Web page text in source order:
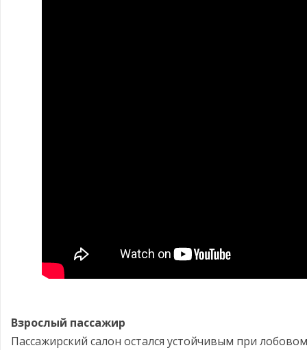
Взрослый пассажир
Пассажирский салон остался устойчивым при